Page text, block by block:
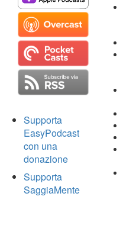
Supporta
EasyPodcast
con una
donazione
Supporta
SaggiaMente